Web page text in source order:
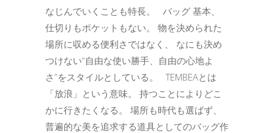
なじんでいくことも特長。 バッグ 基本、
仕切りもポケットもない。 物を決められた
場所に収める便利さではなく、 なにも決め
つけない“自由な使い勝手、自由の心地よ
さ”をスタイルとしている。 TEMBEAとは
「放浪」という意味。 持つことによりどこ
かに行きたくなる。 場所も時代も選ばず、
普遍的な美を追求する道具としてのバッグ作